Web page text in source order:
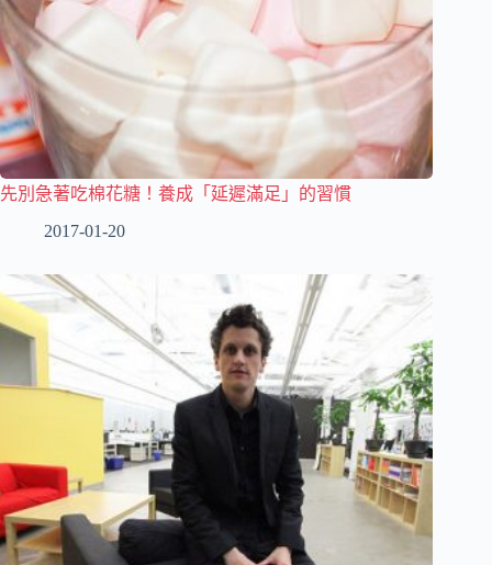
先別急著吃棉花糖！養成「延遲滿足」的習慣
2017-01-20